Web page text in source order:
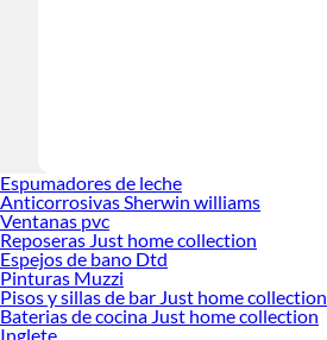
Espumadores de leche
Anticorrosivas Sherwin williams
Ventanas pvc
Reposeras Just home collection
Espejos de bano Dtd
Pinturas Muzzi
Pisos y sillas de bar Just home collection
Baterias de cocina Just home collection
Inglete